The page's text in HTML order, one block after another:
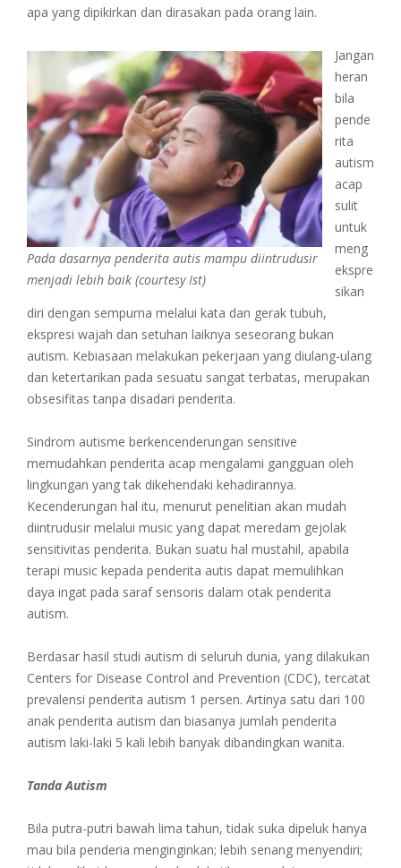
apa yang dipikirkan dan dirasakan pada orang lain.
Pada dasarnya penderita autis mampu diintrudusir
menjadi lebih baik (courtesy Ist)
Jangan
heran
bila
pende
rita
autism
acap
sulit
untuk
meng
ekspre
sikan
diri dengan sempurna melalui kata dan gerak tubuh,
ekspresi wajah dan setuhan laiknya seseorang bukan
autism. Kebiasaan melakukan pekerjaan yang diulang-ulang
dan ketertarikan pada sesuatu sangat terbatas, merupakan
obsesifitas tanpa disadari penderita.
Sindrom autisme berkencenderungan sensitive
memudahkan penderita acap mengalami gangguan oleh
lingkungan yang tak dikehendaki kehadirannya.
Kecenderungan hal itu, menurut penelitian akan mudah
diintrudusir melalui music yang dapat meredam gejolak
sensitivitas penderita. Bukan suatu hal mustahil, apabila
terapi music kepada penderita autis dapat memulihkan
daya ingat pada saraf sensoris dalam otak penderita
autism.
Berdasar hasil studi autism di seluruh dunia, yang dilakukan
Centers for Disease Control and Prevention (CDC), tercatat
prevalensi penderita autism 1 persen. Artinya satu dari 100
anak penderita autism dan biasanya jumlah penderita
autism laki-laki 5 kali lebih banyak dibandingkan wanita.
Tanda Autism
Bila putra-putri bawah lima tahun, tidak suka dipeluk hanya
mau bila penderia menginginkan; lebih senang menyendiri;